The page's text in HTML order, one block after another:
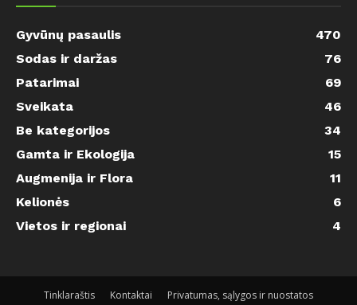
Gyvūnų pasaulis
470
Sodas ir daržas
76
Patarimai
69
Sveikata
46
Be kategorijos
34
Gamta ir Ekologija
15
Augmenija ir Flora
11
Kelionės
6
Vietos ir regionai
4
Tinklaraštis Kontaktai Privatumas, sąlygos ir nuostatos